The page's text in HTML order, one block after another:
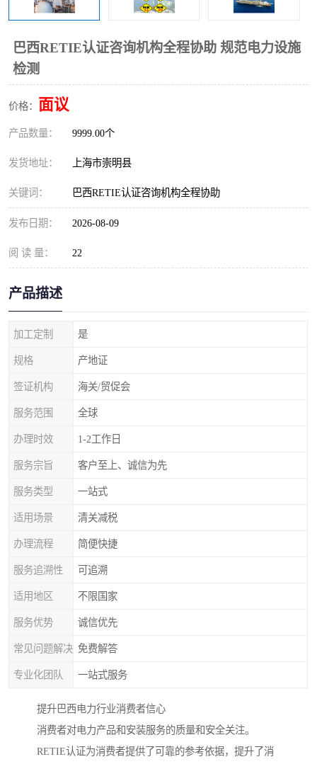
巴西RETIE认证咨询机构全程协助 规范电力设施
检测
价格： 面议
产品数量： 9999.00个
发货地址： 上海市崇明县
关键词： 巴西RETIE认证咨询机构全程协助
发布日期： 2026-08-09
阅 读 量： 22
产品描述
加工定制 是
规格 产地证
签证机构 海关/贸促会
服务范围 全球
办理时效 1-2工作日
服务宗旨 客户至上、诚信为先
服务类型 一站式
适用场景 清关减税
办理流程 简便快捷
服务追溯性 可追溯
适用地区 不限国家
服务优势 诚信优先
常见问题解决 免费解答
专业化团队 一站式服务
提升巴西电力行业消费者信心
消费者对电力产品和安装服务的质量和安全关注。
RETIE认证为消费者提供了可靠的参考依据，提升了消